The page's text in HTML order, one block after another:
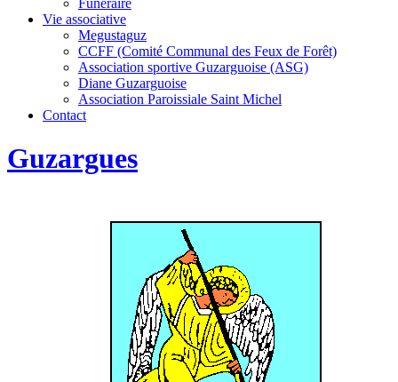
Funéraire
Vie associative
Megustaguz
CCFF (Comité Communal des Feux de Forêt)
Association sportive Guzarguoise (ASG)
Diane Guzarguoise
Association Paroissiale Saint Michel
Contact
Guzargues